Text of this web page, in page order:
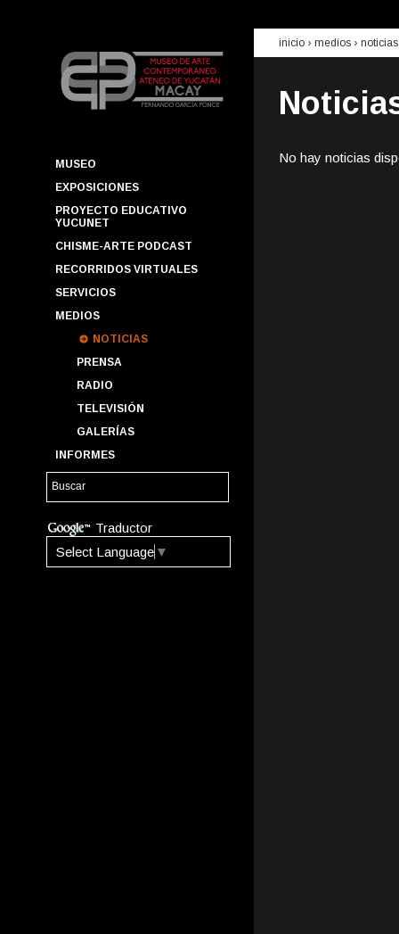
MUSEO
EXPOSICIONES
PROYECTO EDUCATIVO
YUCUNET
CHISME-ARTE PODCAST
RECORRIDOS VIRTUALES
SERVICIOS
MEDIOS
NOTICIAS
PRENSA
RADIO
TELEVISIÓN
GALERÍAS
INFORMES
Traductor
Select Language ▼
inicio › medios › noticias
No hay noticias